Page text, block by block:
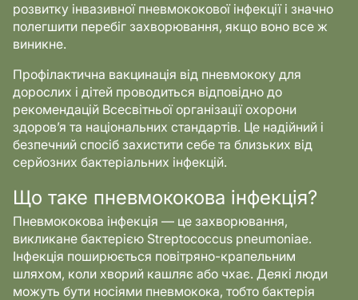
розвитку інвазивної пневмококової інфекції і значно
полегшити перебіг захворювання, якщо воно все ж
виникне.
Профілактична вакцинація від пневмококу для
дорослих і дітей проводиться відповідно до
рекомендацій Всесвітньої організації охорони
здоров’я та національних стандартів. Це надійний і
безпечний спосіб захистити себе та близьких від
серйозних бактеріальних інфекцій.
Що таке пневмококова інфекція?
Пневмококова інфекція — це захворювання,
викликане бактерією Streptococcus pneumoniae.
Інфекція поширюється повітряно-крапельним
шляхом, коли хворий кашляє або чхає. Деякі люди
можуть бути носіями пневмокока, тобто бактерія